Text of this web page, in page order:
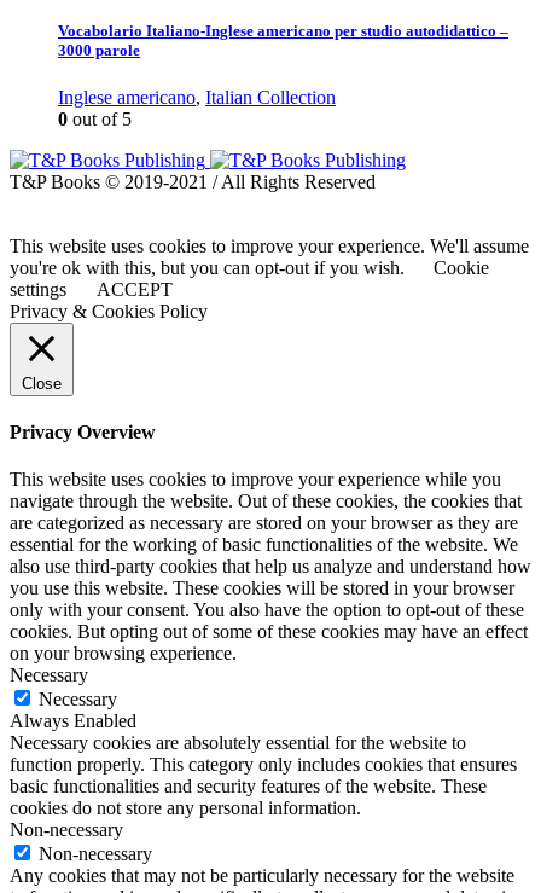
Vocabolario Italiano-Inglese americano per studio autodidattico –
3000 parole
Inglese americano, Italian Collection
0 out of 5
T&P Books © 2019-2021 / All Rights Reserved
This website uses cookies to improve your experience. We'll assume
you're ok with this, but you can opt-out if you wish.
Cookie
settings
ACCEPT
Privacy & Cookies Policy
Close
Privacy Overview
This website uses cookies to improve your experience while you
navigate through the website. Out of these cookies, the cookies that
are categorized as necessary are stored on your browser as they are
essential for the working of basic functionalities of the website. We
also use third-party cookies that help us analyze and understand how
you use this website. These cookies will be stored in your browser
only with your consent. You also have the option to opt-out of these
cookies. But opting out of some of these cookies may have an effect
on your browsing experience.
Necessary
Necessary
Always Enabled
Necessary cookies are absolutely essential for the website to
function properly. This category only includes cookies that ensures
basic functionalities and security features of the website. These
cookies do not store any personal information.
Non-necessary
Non-necessary
Any cookies that may not be particularly necessary for the website